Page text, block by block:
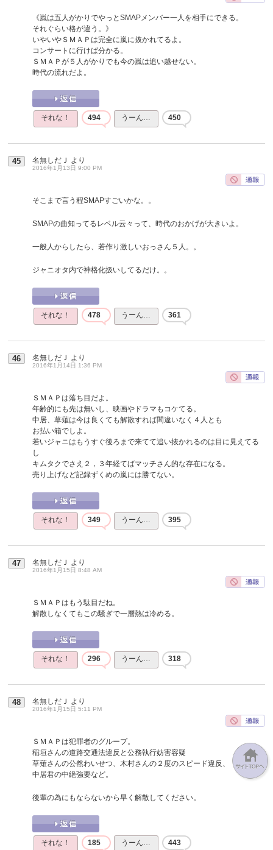
《嵐は五人がかりでやっとSMAPメンバー一人を相手にできる。
それぐらい格が違う。》
いやいやＳＭＡＰは完全に嵐に抜かれてるよ。
コンサートに行けば分かる。
ＳＭＡＰが５人がかりでも今の嵐は追い越せない。
時代の流れだよ。
それな！ 494 うーん… 450
45 名無しだＪ より
2016年1月13日 9:00 PM
そこまで言う程SMAPすごいかな。。
SMAPの曲知ってるレベル云々って、時代のおかげが大きいよ。
一般人からしたら、若作り激しいおっさん５人。。
ジャニオタ内で神格化扱いしてるだけ。。
それな！ 478 うーん… 361
46 名無しだＪ より
2016年1月14日 1:36 PM
ＳＭＡＰは落ち目だよ。
年齢的にも先は無いし、映画やドラマもコケてる。
中居、草薙は今は良くても解散すれば間違いなく４人とも
お払い箱でしよ。
若いジャニはもうすぐ後ろまで来てて追い抜かれるのは目に見えてる
し
キムタクでさえ２，３年経てばマッチさん的な存在になる。
売り上げなど記録ずくめの嵐には勝てない。
それな！ 349 うーん… 395
47 名無しだＪ より
2016年1月15日 8:48 AM
ＳＭＡＰはもう駄目だね。
解散しなくてもこの騒ぎで一層熱は冷める。
それな！ 296 うーん… 318
48 名無しだＪ より
2016年1月15日 5:11 PM
ＳＭＡＰは犯罪者のグループ。
稲垣さんの道路交通法違反と公務執行妨害容疑
草薙さんの公然わいせつ、木村さんの２度のスピード違反、
中居君の中絶強要など。
後輩の為にもならないから早く解散してください。
それな！ 185 うーん… 443